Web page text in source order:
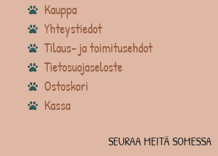
Kauppa
Yhteystiedot
Tilaus- ja toimitusehdot
Tietosuojaseloste
Ostoskori
Kassa
SEURAA MEITÄ SOMESSA